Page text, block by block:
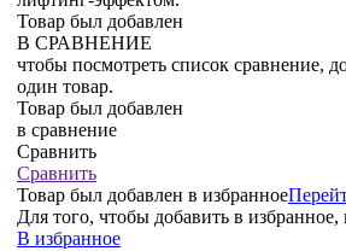
Товар был добавлен
В СРАВНЕНИЕ
чтобы посмотреть список сравнение,
один товар.
Товар был добавлен
в сравнение
Сравнить
Сравнить
Товар был добавлен в избранное
Для того, чтобы добавить в избранное,
В избранное